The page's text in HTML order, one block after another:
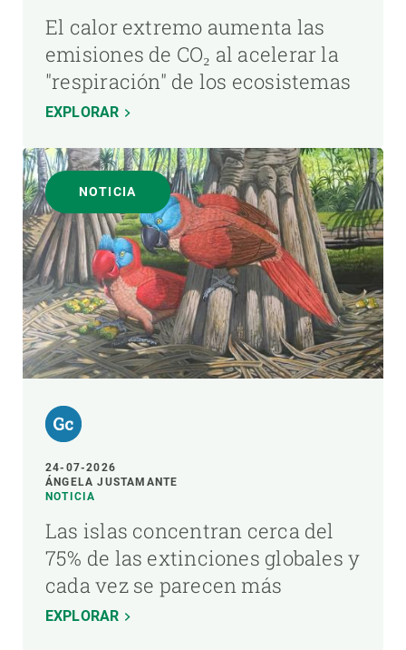
El calor extremo aumenta las
emisiones de CO₂ al acelerar la
"respiración" de los ecosistemas
EXPLORAR
NOTICIA
24-07-2026
ÁNGELA JUSTAMANTE
NOTICIA
Las islas concentran cerca del
75% de las extinciones globales y
cada vez se parecen más
EXPLORAR